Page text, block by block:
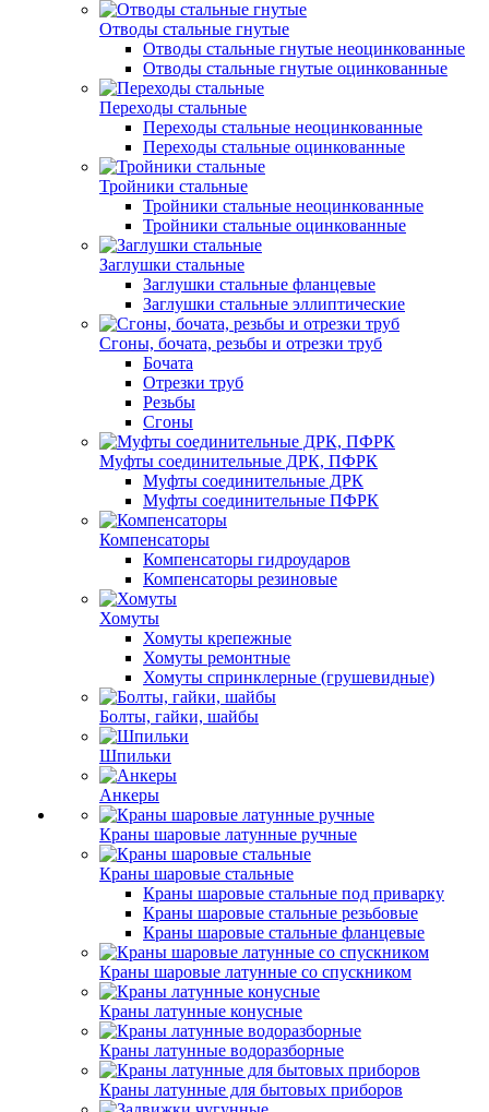
Отводы стальные гнутые
Отводы стальные гнутые неоцинкованные
Отводы стальные гнутые оцинкованные
Переходы стальные
Переходы стальные неоцинкованные
Переходы стальные оцинкованные
Тройники стальные
Тройники стальные неоцинкованные
Тройники стальные оцинкованные
Заглушки стальные
Заглушки стальные фланцевые
Заглушки стальные эллиптические
Сгоны, бочата, резьбы и отрезки труб
Бочата
Отрезки труб
Резьбы
Сгоны
Муфты соединительные ДРК, ПФРК
Муфты соединительные ДРК
Муфты соединительные ПФРК
Компенсаторы
Компенсаторы гидроударов
Компенсаторы резиновые
Хомуты
Хомуты крепежные
Хомуты ремонтные
Хомуты спринклерные (грушевидные)
Болты, гайки, шайбы
Шпильки
Анкеры
Краны шаровые латунные ручные
Краны шаровые стальные
Краны шаровые стальные под приварку
Краны шаровые стальные резьбовые
Краны шаровые стальные фланцевые
Краны шаровые латунные со спускником
Краны латунные конусные
Краны латунные водоразборные
Краны латунные для бытовых приборов